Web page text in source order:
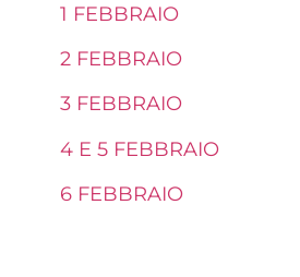
1 FEBBRAIO
2 FEBBRAIO
3 FEBBRAIO
4 E 5 FEBBRAIO
6 FEBBRAIO